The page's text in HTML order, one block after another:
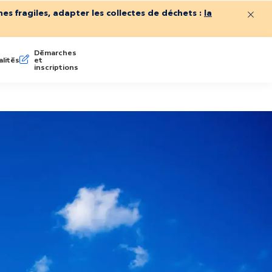
fragiles, adapter les collectes de déchets : la
Démarches
et
inscriptions